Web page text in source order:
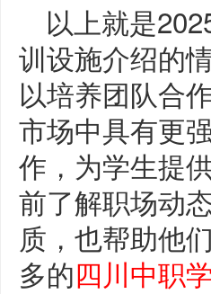
以上就是
训设施介绍的
以培养团队合
市场中具有更
作，为学生提
前了解职场动
质，也帮助他
多的四川中职